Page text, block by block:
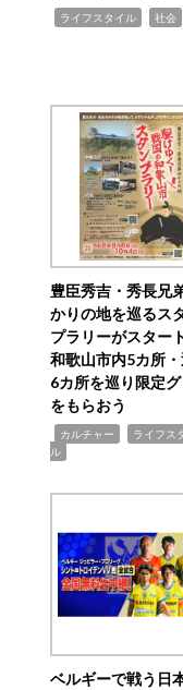
ライフスタイル 社会
豊臣秀吉・秀長兄
かりの地を巡るス
プラリーがスター
和歌山市内5カ所
6カ所を巡り限定
をもらおう
カルチャー
ライフス
ル
ベルギーで戦う日